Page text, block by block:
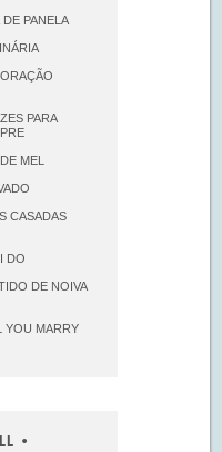
DE PANELA
PARA
MEL
CASADAS
DO
DE NOIVA
YOU MARRY